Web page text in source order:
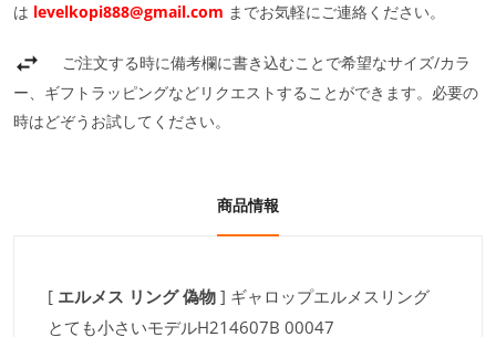
は levelkopi888@gmail.com までお気軽にご連絡ください。
ご注文する時に備考欄に書き込むことで希望なサイズ/カラ
ー、ギフトラッピングなどリクエストすることができます。必要の
時はどぞうお試してください。
商品情報
[ エルメス リング 偽物 ] ギャロップエルメスリング
とても小さいモデルH214607B 00047